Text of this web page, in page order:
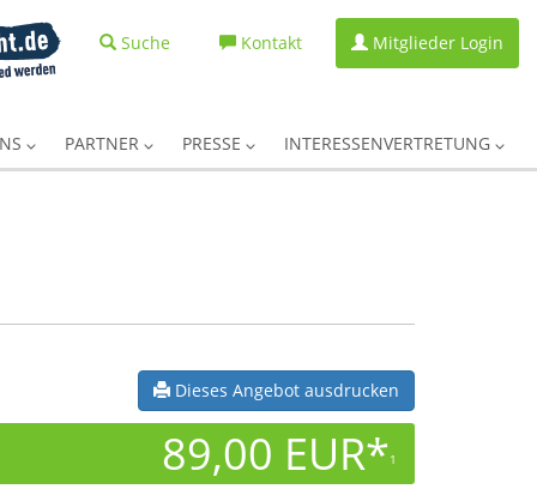
Suche Kontakt Mitglieder Login
PARTNER PRESSE INTERESSENVERTRETUNG
Dieses Angebot ausdrucken
89,00 EUR*1